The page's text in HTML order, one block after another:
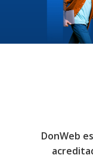
DonWeb